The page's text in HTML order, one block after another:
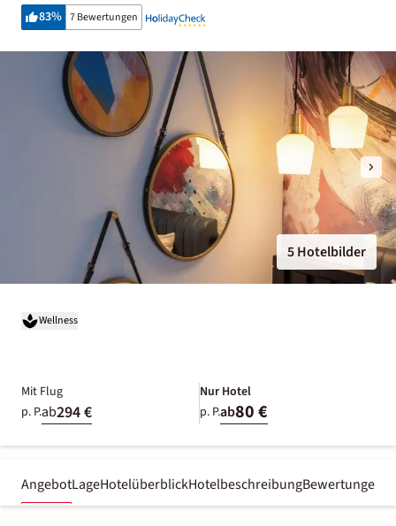
83% 7 Bewertungen
5 Hotelbilder
Wellness
Mit Flug
p. P.ab294 €
Nur Hotel
p. P.ab80 €
AngebotLageHotelüberblickHotelbeschreibungBewertungen